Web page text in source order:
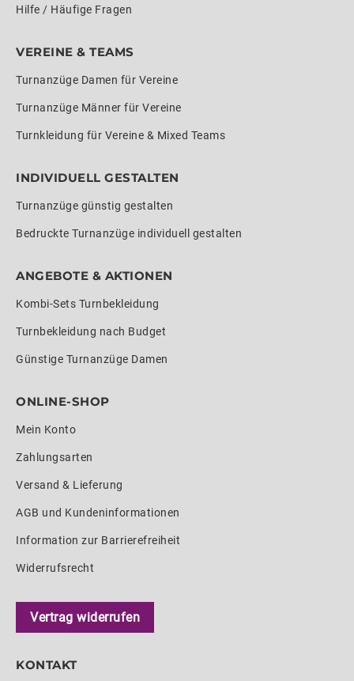
Hilfe / Häufige Fragen
VEREINE & TEAMS
Turnanzüge Damen für Vereine
Turnanzüge Männer für Vereine
Turnkleidung für Vereine & Mixed Teams
INDIVIDUELL GESTALTEN
Turnanzüge günstig gestalten
Bedruckte Turnanzüge individuell gestalten
ANGEBOTE & AKTIONEN
Kombi-Sets Turnbekleidung
Turnbekleidung nach Budget
Günstige Turnanzüge Damen
ONLINE-SHOP
Mein Konto
Zahlungsarten
Versand & Lieferung
AGB und Kundeninformationen
Information zur Barrierefreiheit
Widerrufsrecht
Vertrag widerrufen
KONTAKT